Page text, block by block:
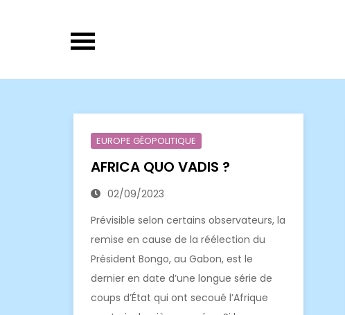
EUROPE GÉOPOLITIQUE
AFRICA QUO VADIS ?
02/09/2023
Prévisible selon certains observateurs, la
remise en cause de la réélection du
Président Bongo, au Gabon, est le
dernier en date d’une longue série de
coups d’État qui ont secoué l’Afrique